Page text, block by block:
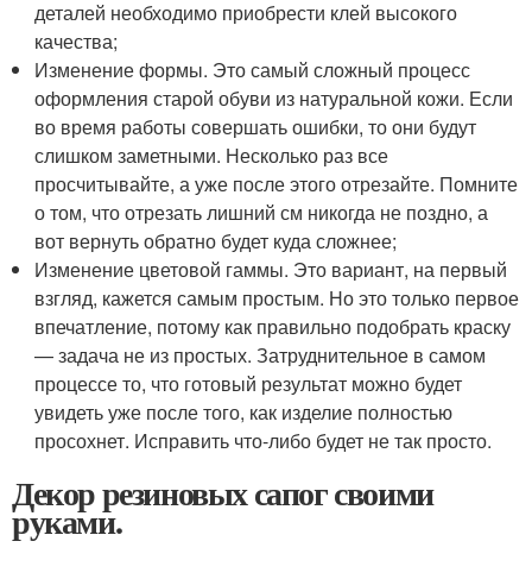
деталей необходимо приобрести клей высокого
качества;
Изменение формы. Это самый сложный процесс
оформления старой обуви из натуральной кожи. Если
во время работы совершать ошибки, то они будут
слишком заметными. Несколько раз все
просчитывайте, а уже после этого отрезайте. Помните
о том, что отрезать лишний см никогда не поздно, а
вот вернуть обратно будет куда сложнее;
Изменение цветовой гаммы. Это вариант, на первый
взгляд, кажется самым простым. Но это только первое
впечатление, потому как правильно подобрать краску
— задача не из простых. Затруднительное в самом
процессе то, что готовый результат можно будет
увидеть уже после того, как изделие полностью
просохнет. Исправить что-либо будет не так просто.
Декор резиновых сапог своими
руками.